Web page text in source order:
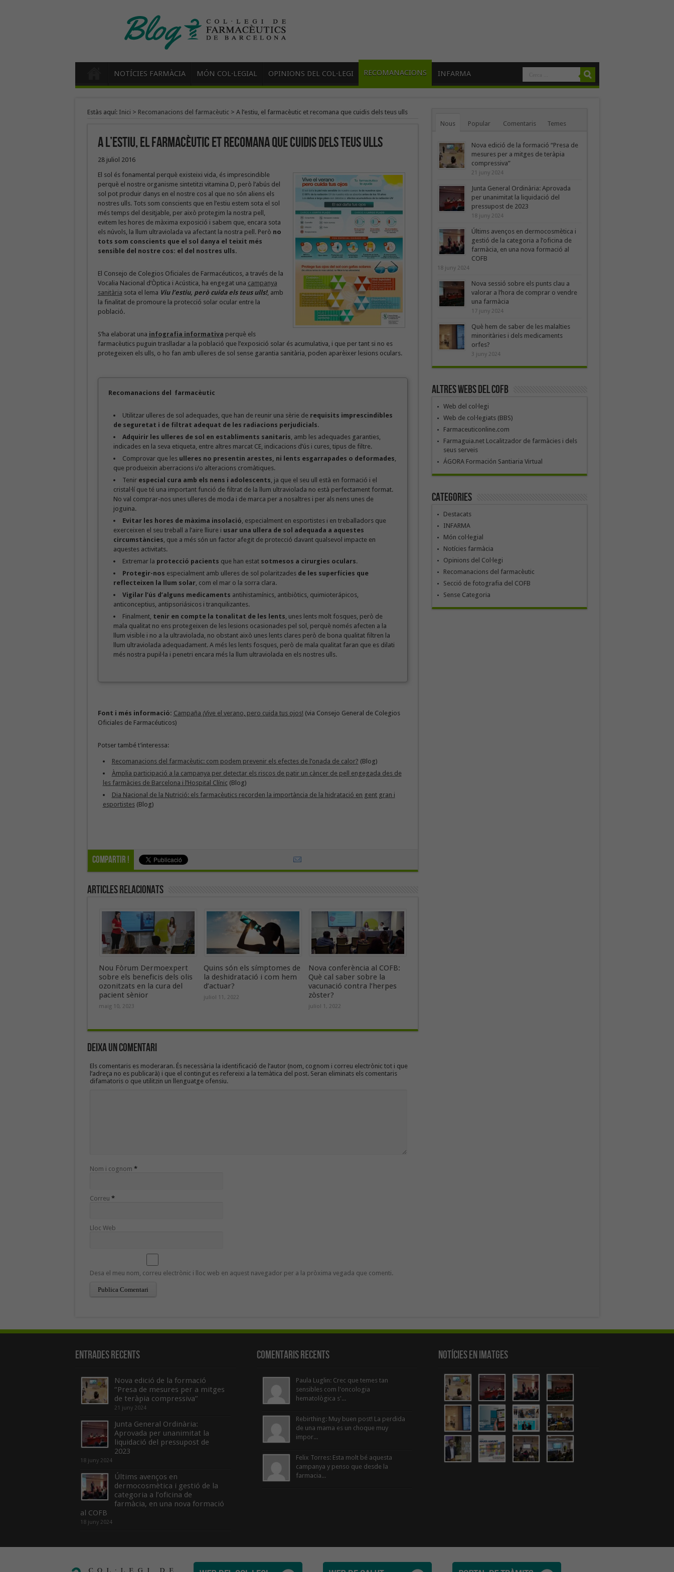
NOTÍCIES FARMÀCIA MÓN COL·LEGIAL OPINIONS DEL COL·LEGI RECOMANACIONS INFARMA
Estàs aquí: Inici > Recomanacions del farmacèutic > A l’estiu, el farmacèutic et recomana que cuidis dels teus ulls
A l’estiu, el farmacèutic et recomana que cuidis dels teus ulls
28 juliol 2016
El sol és fonamental perquè existeixi vida, és imprescindible
perquè el nostre organisme sintetitzi vitamina D, però l’abús del
sol pot produir danys en el nostre cos al que no són aliens els
nostres ulls. Tots som conscients que en l’estiu estem sota el sol
més temps del desitjable, per això protegim la nostra pell,
evitem les hores de màxima exposició i sabem que, encara sota
els núvols, la llum ultraviolada va afectant la nostra pell. Però no
tots som conscients que el sol danya el teixit més
sensible del nostre cos: el del nostres ulls.
El Consejo de Colegios Oficiales de Farmacéuticos, a través de la
Vocalia Nacional d’Òptica i Acústica, ha engegat una campanya
sanitària sota el lema Viu l’estiu, però cuida els teus ulls!, amb
la finalitat de promoure la protecció solar ocular entre la
població.
S’ha elaborat una infografia informativa perquè els
farmacèutics puguin traslladar a la població que l’exposició solar és acumulativa, i que per tant si no es
protegeixen els ulls, o ho fan amb ulleres de sol sense garantia sanitària, poden aparèixer lesions oculars.
Recomanacions del farmacèutic
Utilitzar ulleres de sol adequades, que han de reunir una sèrie de requisits imprescindibles
de seguretat i de filtrat adequat de les radiacions perjudicials.
Adquirir les ulleres de sol en establiments sanitaris, amb les adequades garanties,
indicades en la seva etiqueta, entre altres marcat CE, indicacions d’ús i cures, tipus de filtre.
Comprovar que lesulleres no presentin arestes, ni lents esgarrapades o deformades,
que produeixin aberracions i/o alteracions cromàtiques.
Tenir especial cura amb els nens i adolescents, ja que el seu ull està en formació i el
cristal·lí que té una important funció de filtrat de la llum ultraviolada no està perfectament format.
No val comprar-nos unes ulleres de moda i de marca per a nosaltres i per als nens unes de
joguina.
Evitar les hores de màxima insolació, especialment en esportistes i en treballadors que
exerceixen el seu treball a l’aire lliure i usar una ullera de sol adequada a aquestes
circumstàncies, que a més són un factor afegit de protecció davant qualsevol impacte en
aquestes activitats.
Extremar la protecció pacients que han estat sotmesos a cirurgies oculars.
Protegir-nos especialment amb ulleres de sol polaritzades de les superfícies que
reflecteixen la llum solar, com el mar o la sorra clara.
Vigilar l’ús d’alguns medicaments antihistamínics, antibiòtics, quimioterápicos,
anticonceptius, antipsoriásicos i tranquilizantes.
Finalment, tenir en compte la tonalitat de les lents, unes lents molt fosques, però de
mala qualitat no ens protegeixen de les lesions ocasionades pel sol, perquè només afecten a la
llum visible i no a la ultraviolada, no obstant això unes lents clares però de bona qualitat filtren la
llum ultraviolada adequadament. A més les lents fosques, però de mala qualitat faran que es dilati
més nostra pupil·la i penetri encara més la llum ultraviolada en els nostres ulls.
Font i més informació: Campaña ¡Vive el verano, pero cuida tus ojos!(via Consejo General de Colegios
Oficiales de Farmacéuticos)
Potser també t’interessa:
Recomanacions del farmacèutic: com podem prevenir els efectes de l’onada de calor? (Blog)
Àmplia participació a la campanya per detectar els riscos de patir un càncer de pell engegada des de
les farmàcies de Barcelona i l’Hospital Clínic (Blog)
Dia Nacional de la Nutrició: els farmacèutics recorden la importància de la hidratació en gent gran i
esportistes(Blog)
Compartir !
Articles Relacionats
Nou Fòrum Dermoexpert
sobre els beneficis dels olis
ozonitzats en la cura del
pacient sènior
maig 10, 2023
Quins són els símptomes de
la deshidratació i com hem
d’actuar?
juliol 11, 2022
Nova conferència al COFB:
Què cal saber sobre la
vacunació contra l’herpes
zòster?
juliol 1, 2022
Deixa un Comentari
Els comentaris es moderaran. És necessària la identificació de l’autor (nom, cognom i correu electrònic tot i que
l’adreça no es publicarà) i que el contingut es refereixi a la temàtica del post. Seran eliminats els comentaris
difamatoris o que utilitzin un llenguatge ofensiu.
Nom i cognom *
Correu *
Lloc Web
Desa el meu nom, correu electrònic i lloc web en aquest navegador per a la pròxima vegada que comenti.
Nous Popular Comentaris Temes
Nova edició de la formació “Presa de
mesures per a mitges de teràpia
compressiva”
21 juny 2024
Junta General Ordinària: Aprovada
per unanimitat la liquidació del
pressupost de 2023
18 juny 2024
Últims avenços en dermocosmètica i
gestió de la categoria a l’oficina de
farmàcia, en una nova formació al
COFB
18 juny 2024
Nova sessió sobre els punts clau a
valorar a l’hora de comprar o vendre
una farmàcia
17 juny 2024
Què hem de saber de les malalties
minoritàries i dels medicaments
orfes?
3 juny 2024
Altres webs del COFB
Web del col·legi
Web de col·legiats (BBS)
Farmaceuticonline.com
Farmaguia.net Localitzador de farmàcies i dels
seus serveis
ÁGORA Formación Santiaria Virtual
Categories
Destacats
INFARMA
Món col·legial
Notícies farmàcia
Opinions del Col·legi
Recomanacions del farmacèutic
Secció de fotografia del COFB
Sense Categoria
Entrades recents
Nova edició de la formació
“Presa de mesures per a mitges
de teràpia compressiva”
21 juny 2024
Junta General Ordinària:
Aprovada per unanimitat la
liquidació del pressupost de
2023
18 juny 2024
Últims avenços en
dermocosmètica i gestió de la
categoria a l’oficina de
farmàcia, en una nova formació
al COFB
18 juny 2024
Comentaris Recents
Paula Luglin: Crec que temes tan
sensibles com l'oncologia
hematològica s'...
Rebirthing: Muy buen post! La perdida
de una mama es un choque muy
impor...
Felix Torres: Esta molt bé aquesta
campanya y penso que desde la
farmacia...
Notícies en Imatges